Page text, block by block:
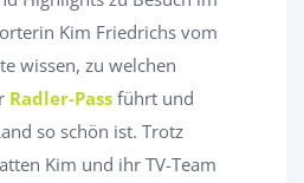
Kim Friedrichs vom
wissen, zu welchen
Radler-Pass führt und
so schön ist. Trotz
Kim und ihr TV-Team